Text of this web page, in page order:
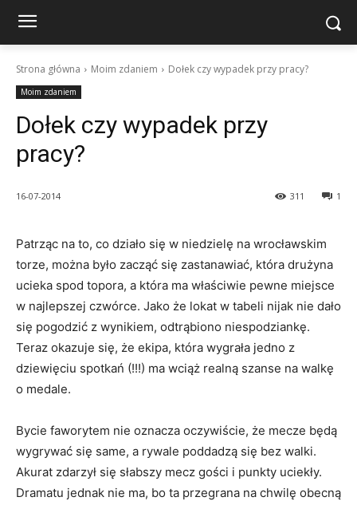
Strona główna Moim zdaniem Dołek czy wypadek przy pracy?
Moim zdaniem
Dołek czy wypadek przy
pracy?
16-07-2014 1
311
Patrząc na to, co działo się w niedzielę na wrocławskim
torze, można było zacząć się zastanawiać, która drużyna
ucieka spod topora, a która ma właściwie pewne miejsce
w najlepszej czwórce. Jako że lokat w tabeli nijak nie dało
się pogodzić z wynikiem, odtrąbiono niespodziankę.
Teraz okazuje się, że ekipa, która wygrała jedno z
dziewięciu spotkań (!!!) ma wciąż realną szanse na walkę
o medale.
Bycie faworytem nie oznacza oczywiście, że mecze będą
wygrywać się same, a rywale poddadzą się bez walki.
Akurat zdarzył się słabszy mecz gości i punkty uciekły.
Dramatu jednak nie ma, bo ta przegrana na chwilę obecną